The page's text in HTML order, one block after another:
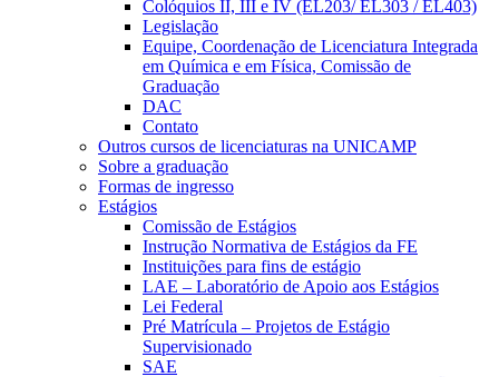
Colóquios II, III e IV (EL203/ EL303 / EL403)
Legislação
Equipe, Coordenação de Licenciatura Integrada
em Química e em Física, Comissão de
Graduação
DAC
Contato
Outros cursos de licenciaturas na UNICAMP
Sobre a graduação
Formas de ingresso
Estágios
Comissão de Estágios
Instrução Normativa de Estágios da FE
Instituições para fins de estágio
LAE – Laboratório de Apoio aos Estágios
Lei Federal
Pré Matrícula – Projetos de Estágio
Supervisionado
SAE